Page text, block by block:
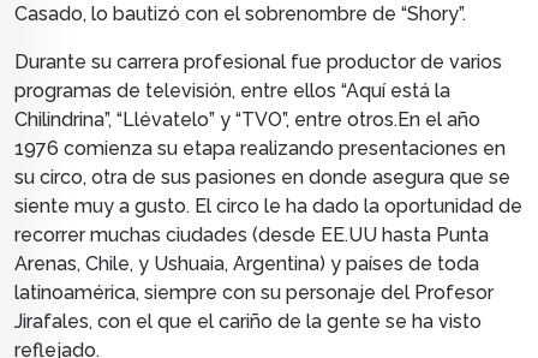
Casado, lo bautizó con el sobrenombre de “Shory”.
Durante su carrera profesional fue productor de varios
programas de televisión, entre ellos “Aquí está la
Chilindrina”, “Llévatelo” y “TVO”, entre otros.En el año
1976 comienza su etapa realizando presentaciones en
su circo, otra de sus pasiones en donde asegura que se
siente muy a gusto. El circo le ha dado la oportunidad de
recorrer muchas ciudades (desde EE.UU hasta Punta
Arenas, Chile, y Ushuaia, Argentina) y países de toda
latinoamérica, siempre con su personaje del Profesor
Jirafales, con el que el cariño de la gente se ha visto
reflejado.